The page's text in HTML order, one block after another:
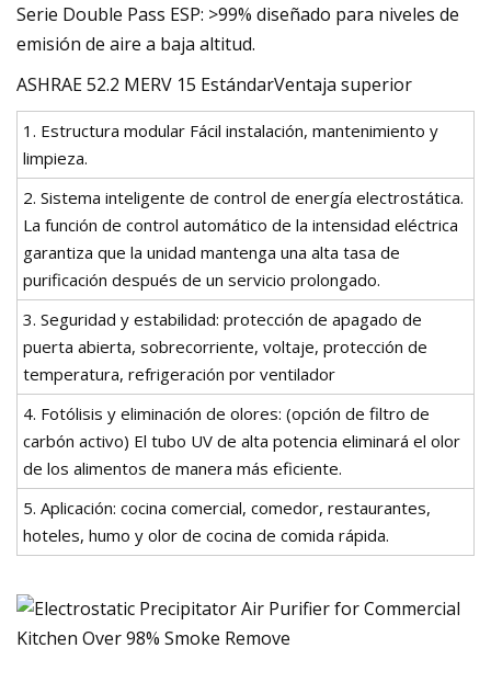
Serie Double Pass ESP: >99% diseñado para niveles de
emisión de aire a baja altitud.
ASHRAE 52.2 MERV 15 EstándarVentaja superior
1. Estructura modular Fácil instalación, mantenimiento y
limpieza.
2. Sistema inteligente de control de energía electrostática.
La función de control automático de la intensidad eléctrica
garantiza que la unidad mantenga una alta tasa de
purificación después de un servicio prolongado.
3. Seguridad y estabilidad: protección de apagado de
puerta abierta, sobrecorriente, voltaje, protección de
temperatura, refrigeración por ventilador
4. Fotólisis y eliminación de olores: (opción de filtro de
carbón activo) El tubo UV de alta potencia eliminará el olor
de los alimentos de manera más eficiente.
5. Aplicación: cocina comercial, comedor, restaurantes,
hoteles, humo y olor de cocina de comida rápida.